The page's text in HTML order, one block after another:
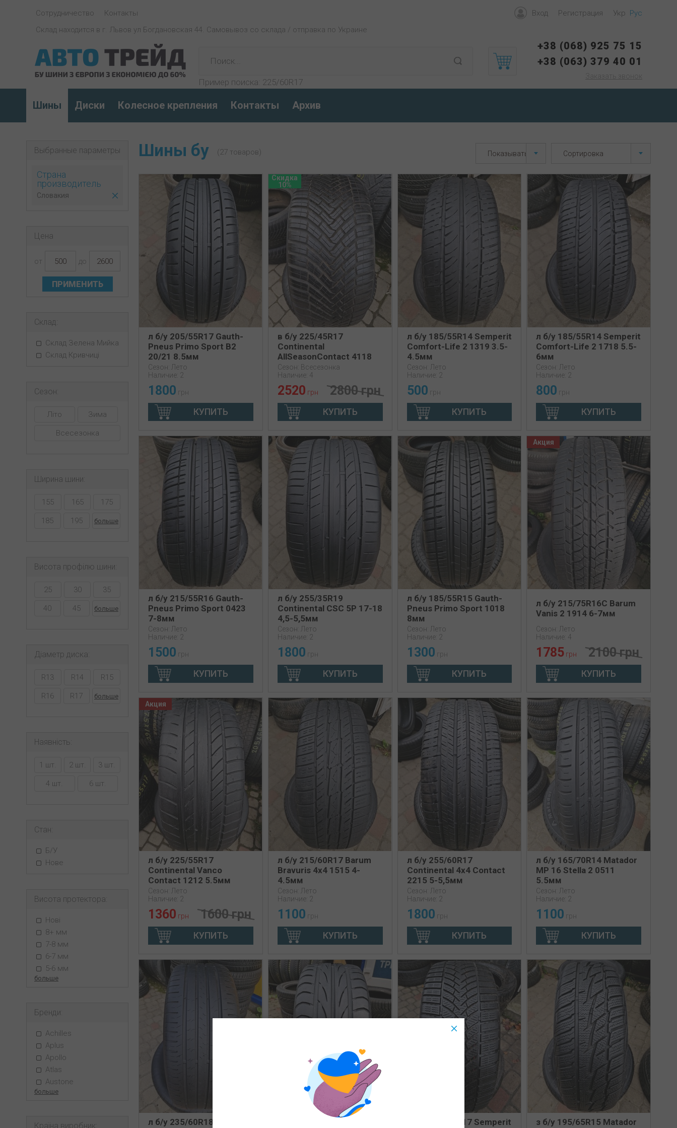
Сотрудничество Контакты Вход Регистрация Укр Рус
Склад находится в г. Львов ул Богдановская 44. Самовывоз со склада / отправка по Украине
Пример поиска: 225/60R17
+38 (068) 925 75 15
+38 (063) 379 40 01
Заказать звонок
Шины Диски Колесное крепления Контакты Архив
Выбранные параметры
Страна
производитель
Словакия
Цена
от до
ПРИМЕНИТЬ
Склад:
Склад Зелена Мийка
Склад Кривчиці
Сезон:
Літо Зима
Всесезонка
Ширина шини:
155 165 175
185 195 больше
Висота профілю шини:
25 30 35
40 45 больше
Діаметр диска:
R13 R14 R15
R16 R17 больше
Наявність:
1 шт. 2 шт. 3 шт.
4 шт. 6 шт.
Стан:
Б/У
Нове
Висота протектора:
Нові
8+ мм
7-8 мм
6-7 мм
5-6 мм
больше
Бренди:
Achilles
Aplus
Apollo
Atlas
Austone
больше
Країна виробник:
Шины бу (27 товаров) Показывать 40 Сортировка
л б/у 205/55R17 Gauth-
Pneus Primo Sport B2
20/21 8.5мм
Сезон: Лето
Наличие: 2
1800 грн
КУПИТЬ
Скидка
10%
в б/у 225/45R17
Continental
AllSeasonContact 4118
6.5-7мм
Сезон: Всесезонка
Наличие: 4
2520 грн 2800 грн
КУПИТЬ
л б/у 185/55R14 Semperit
Comfort-Life 2 1319 3.5-
4.5мм
Сезон: Лето
Наличие: 2
500 грн
КУПИТЬ
л б/у 185/55R14 Semperit
Comfort-Life 2 1718 5.5-
6мм
Сезон: Лето
Наличие: 2
800 грн
КУПИТЬ
л б/у 215/55R16 Gauth-
Pneus Primo Sport 0423
7-8мм
Сезон: Лето
Наличие: 2
1500 грн
КУПИТЬ
л б/у 255/35R19
Continental CSC 5P 17-18
4,5-5,5мм
Сезон: Лето
Наличие: 2
1800 грн
КУПИТЬ
л б/у 185/55R15 Gauth-
Pneus Primo Sport 1018
8мм
Сезон: Лето
Наличие: 2
1300 грн
КУПИТЬ
Акция
л б/у 215/75R16C Barum
Vanis 2 1914 6-7мм
Сезон: Лето
Наличие: 4
1785 грн 2100 грн
КУПИТЬ
Акция
л б/у 225/55R17
Continental Vanco
Contact 1212 5.5мм
Сезон: Лето
Наличие: 2
1360 грн 1600 грн
КУПИТЬ
л б/у 215/60R17 Barum
Bravuris 4x4 1515 4-
4.5мм
Сезон: Лето
Наличие: 2
1100 грн
КУПИТЬ
л б/у 255/60R17
Continental 4x4 Contact
2215 5-5,5мм
Сезон: Лето
Наличие: 2
1800 грн
КУПИТЬ
л б/у 165/70R14 Matador
MP 16 Stella 2 0511
5.5мм
Сезон: Лето
Наличие: 2
1100 грн
КУПИТЬ
л б/у 235/60R18
з б/у 225/55R17 Semperit
з б/у 195/65R15 Matador